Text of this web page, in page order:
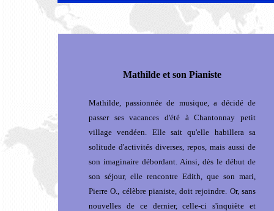
Mathilde et son Pianiste
Mathilde, passionnée de musique, a décidé de
passer ses vacances d'été à Chantonnay petit
village vendéen. Elle sait qu'elle habillera sa
solitude d'activités diverses, repos, mais aussi de
son imaginaire débordant. Ainsi, dès le début de
son séjour, elle rencontre Edith, que son mari,
Pierre O., célèbre pianiste, doit rejoindre. Or, sans
nouvelles de ce dernier, celle-ci s'inquiète et